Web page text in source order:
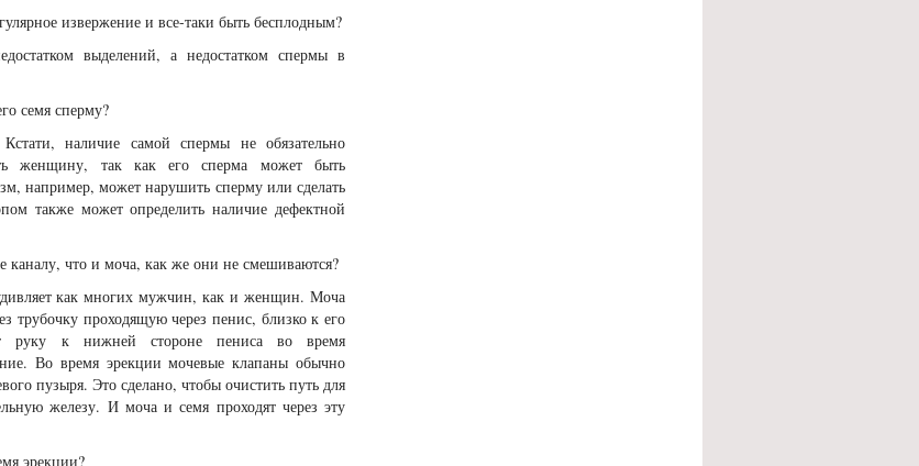
извержение и все-таки быть бесплодным?
выделений, а недостатком спермы в
семя сперму?
наличие самой спермы не обязательно
женщину, так как его сперма может быть
например, может нарушить сперму или сделать
также может определить наличие дефектной
что и моча, как же они не смешиваются?
как многих мужчин, как и женщин. Моча
трубочку проходящую через пенис, близко к его
руку к нижней стороне пениса во время
Во время эрекции мочевые клапаны обычно
пузыря. Это сделано, чтобы очистить путь для
железу. И моча и семя проходят через эту
эрекции?